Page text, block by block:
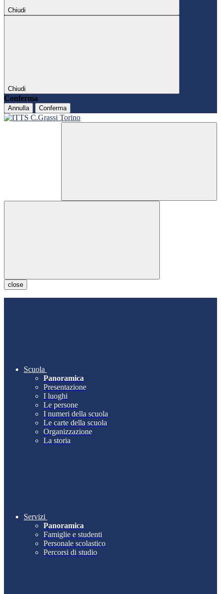
Chiudi
Chiudi
Conferma
Annulla Conferma
close
Scuola
Panoramica
Presentazione
I luoghi
Le persone
I numeri della scuola
Le carte della scuola
Organizzazione
La storia
Servizi
Panoramica
Famiglie e studenti
Personale scolastico
Percorsi di studio